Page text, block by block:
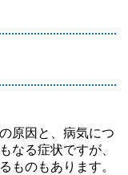
原因と、病気につ
なる症状ですが、
ものもあります。